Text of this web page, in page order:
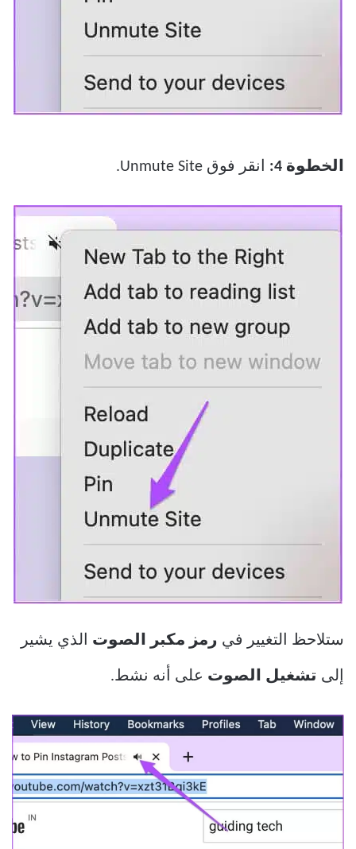
الخطوة 4: انقر فوق Unmute Site.
ستلاحظ التغيير في رمز مكبر الصوت الذي يشير
إلى تشغيل الصوت على أنه نشط.